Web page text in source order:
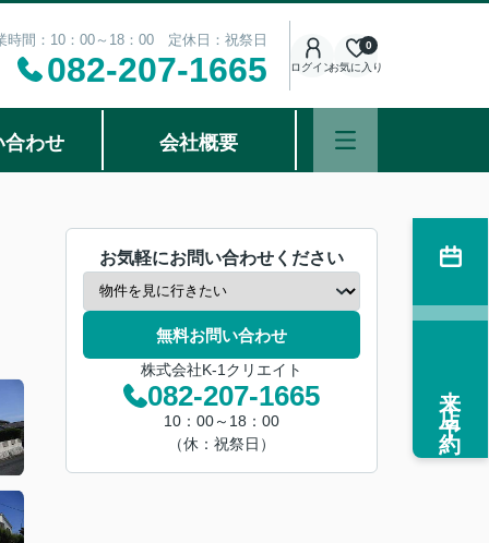
時間：10：00～18：00 定休日：祝祭日
082-207-1665 ログインお気に入り
0
合わせ 会社概要
お気軽にお問い合わせください
無料お問い合わせ
株式会社K-1クリエイト
082-207-1665
10：00～18：00
（休：祝祭日）
来店予約